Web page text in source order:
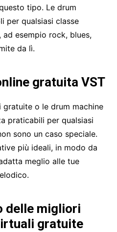
tipo. Le drum
per qualsiasi classe
esempio rock, blues,
da lì.
gratuita VST
o le drum machine
praticabili per qualsiasi
sono un caso speciale.
più ideali, in modo da
meglio alle tue
delle migliori
gratuite